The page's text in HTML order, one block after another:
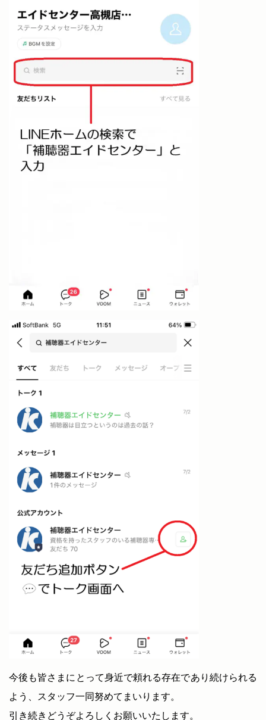
今後も皆さまにとって身近で頼れる存在であり続けられる
よう、スタッフ一同努めてまいります。
引き続きどうぞよろしくお願いいたします。